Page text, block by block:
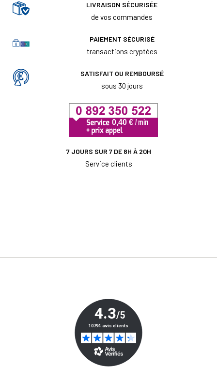
LIVRAISON SÉCURISÉE
de vos commandes
PAIEMENT SÉCURISÉ
transactions cryptées
SATISFAIT OU REMBOURSÉ
sous 30 jours
7 JOURS SUR 7 DE 8H À 20H
Service clients